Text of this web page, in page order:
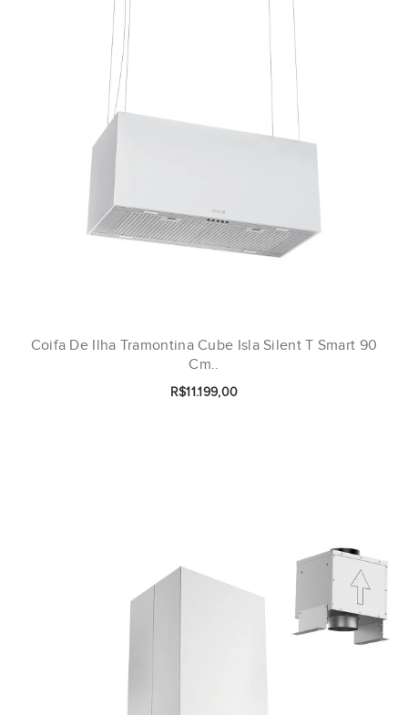
Coifa De Ilha Tramontina Cube Isla Silent T Smart 90
Cm..
R$11.199,00